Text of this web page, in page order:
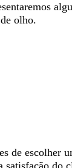
olho.
de escolher